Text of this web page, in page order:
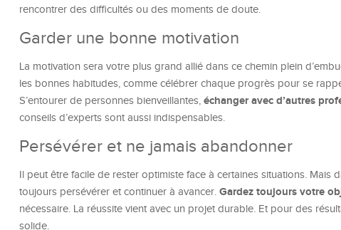
rencontrer des difficultés ou des moments de doute.
Garder une bonne motivation
La motivation sera votre plus grand allié dans ce chemin plein
les bonnes habitudes, comme célébrer chaque progrès pour se
S’entourer de personnes bienveillantes, échanger avec d’autres
conseils d’experts sont aussi indispensables.
Persévérer et ne jamais abandonner
Il peut être facile de rester optimiste face à certaines situations. Mais
toujours persévérer et continuer à avancer. Gardez toujours votre
nécessaire. La réussite vient avec un projet durable. Et pour des
solide.